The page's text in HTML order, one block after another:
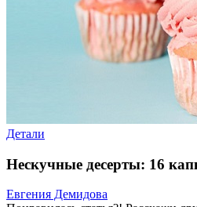
Детали
Нескучные десерты: 16
Евгения Демидова